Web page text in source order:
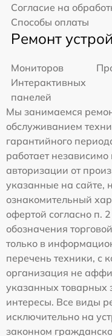
Согласие на
Способы оплаты
Ремонт
Мониторов
Интерактивных
панелей
Мы занимаемся
обслуживанием
гарантийного
работает
авторизации от
указанные на сайте,
ознакомительный
офертой согласно п.
обозначения
только в
перечень техники, с
организация не
указанных товарных
интересы. Все виды
исключительно на
законном